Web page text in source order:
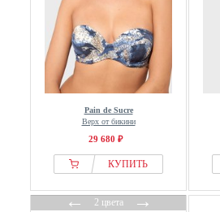
Pain de Sucre
Верх от бикини
29 680 ₽
КУПИТЬ
←2 цвета→